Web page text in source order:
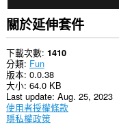
你
的
頁
籤
與
瀏
覽
活
動。
關於延伸套件
下載次數 1410
分類 Fun
版本 0.0.38
大小 64.0 KB
Last update Aug. 25, 2023
使用者授權條款
隱私權政策